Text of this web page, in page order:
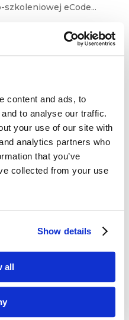
content and ads, to
to analyse our traffic.
your use of our site with
analytics partners who
that you’ve
collected from your use
Show details
all
szkoleniowej eCode...
7